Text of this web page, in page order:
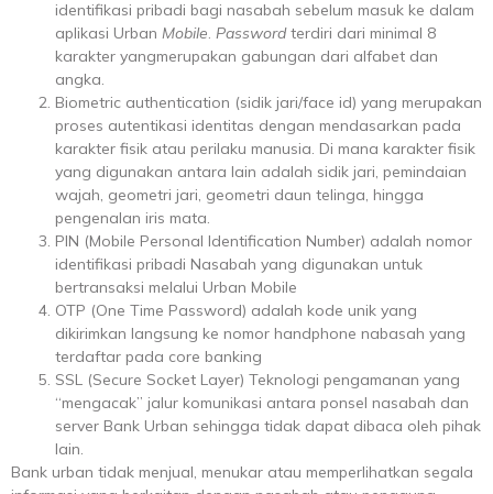
identifikasi pribadi bagi nasabah sebelum masuk ke dalam
aplikasi Urban Mobile. Passwordterdiri dari minimal 8
karakter yangmerupakan gabungan dari alfabet dan
angka.
Biometric authentication (sidik jari/face id) yang merupakan
proses autentikasi identitas dengan mendasarkan pada
karakter fisik atau perilaku manusia. Di mana karakter fisik
yang digunakan antara lain adalah sidik jari, pemindaian
wajah, geometri jari, geometri daun telinga, hingga
pengenalan iris mata.
PIN (Mobile Personal Identification Number) adalah nomor
identifikasi pribadi Nasabah yang digunakan untuk
bertransaksi melalui Urban Mobile
OTP (One Time Password) adalah kode unik yang
dikirimkan langsung ke nomor handphone nabasah yang
terdaftar pada core banking
SSL (Secure Socket Layer) Teknologi pengamanan yang
“mengacak” jalur komunikasi antara ponsel nasabah dan
server Bank Urban sehingga tidak dapat dibaca oleh pihak
lain.
Bank urban tidak menjual, menukar atau memperlihatkan segala